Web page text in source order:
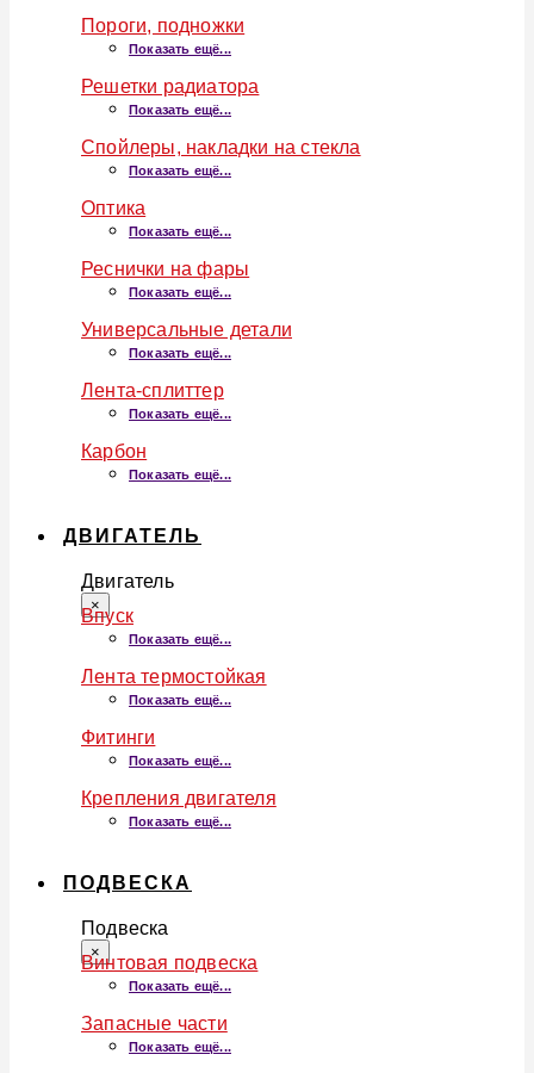
Пороги, подножки
Показать ещё...
Решетки радиатора
Показать ещё...
Спойлеры, накладки на стекла
Показать ещё...
Оптика
Показать ещё...
Реснички на фары
Показать ещё...
Универсальные детали
Показать ещё...
Лента-сплиттер
Показать ещё...
Карбон
Показать ещё...
ДВИГАТЕЛЬ
Двигатель
×
Впуск
Показать ещё...
Лента термостойкая
Показать ещё...
Фитинги
Показать ещё...
Крепления двигателя
Показать ещё...
ПОДВЕСКА
Подвеска
×
Винтовая подвеска
Показать ещё...
Запасные части
Показать ещё...